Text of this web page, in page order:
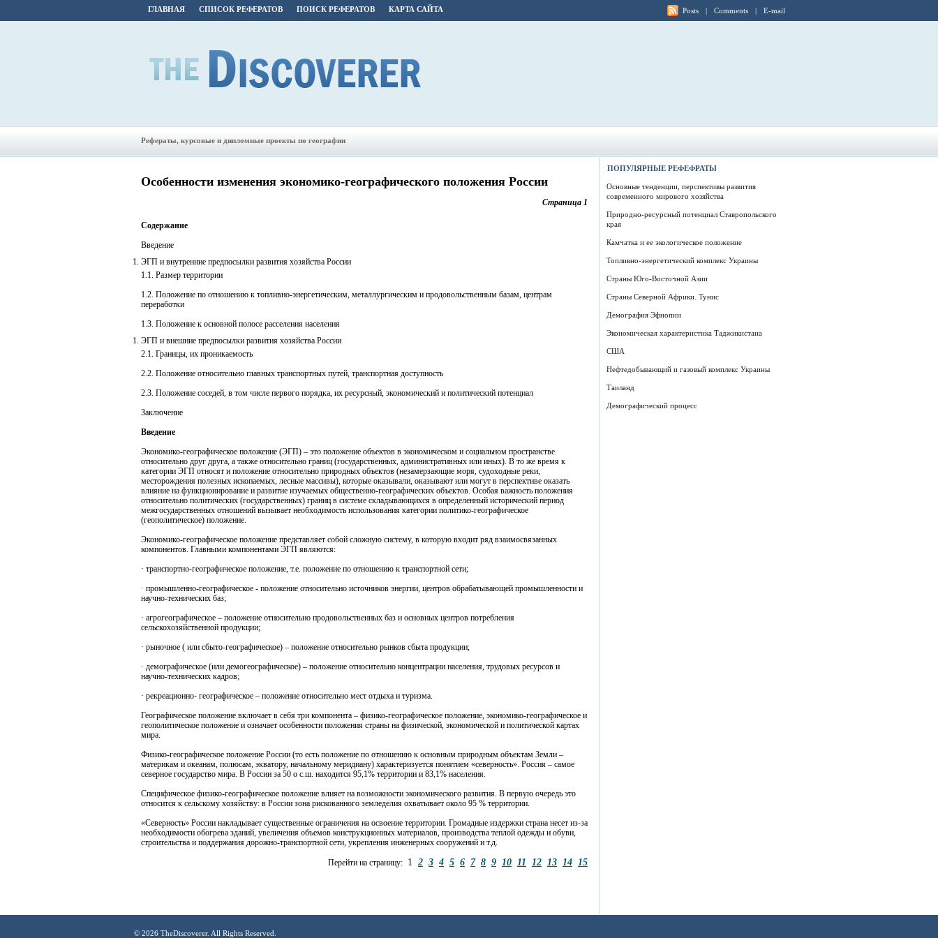
ГЛАВНАЯ СПИСОК РЕФЕРАТОВ ПОИСК РЕФЕРАТОВ КАРТА САЙТА Posts | Comments | E-mail
Рефераты, курсовые и дипломные проекты по географии
Особенности изменения экономико-географического положения России
Страница 1
Содержание
Введение
ЭГП и внутренние предпосылки развития хозяйства России
1.1. Размер территории
1.2. Положение по отношению к топливно-энергетическим, металлургическим и продовольственным базам, центрам
переработки
1.3. Положение к основной полосе расселения населения
ЭГП и внешние предпосылки развития хозяйства России
2.1. Границы, их проникаемость
2.2. Положение относительно главных транспортных путей, транспортная доступность
2.3. Положение соседей, в том числе первого порядка, их ресурсный, экономический и политический потенциал
Заключение
Введение
Экономико-географическое положение (ЭГП) – это положение объектов в экономическом и социальном пространстве
относительно друг друга, а также относительно границ (государственных, административных или иных). В то же время к
категории ЭГП относят и положение относительно природных объектов (незамерзающие моря, судоходные реки,
месторождения полезных ископаемых, лесные массивы), которые оказывали, оказывают или могут в перспективе оказать
влияние на функционирование и развитие изучаемых общественно-географических объектов. Особая важность положения
относительно политических (государственных) границ в системе складывающихся в определенный исторический период
межгосударственных отношений вызывает необходимость использования категории политико-географическое
(геополитическое) положение.
Экономико-географическое положение представляет собой сложную систему, в которую входит ряд взаимосвязанных
компонентов. Главными компонентами ЭГП являются:
· транспортно-географическое положение, т.е. положение по отношению к транспортной сети;
· промышленно-географическое - положение относительно источников энергии, центров обрабатывающей промышленности и
научно-технических баз;
· агрогеографическое – положение относительно продовольственных баз и основных центров потребления
сельскохозяйственной продукции;
· рыночное ( или сбыто-географическое) – положение относительно рынков сбыта продукции;
· демографическое (или демогеографическое) – положение относительно концентрации населения, трудовых ресурсов и
научно-технических кадров;
· рекреационно- географическое – положение относительно мест отдыха и туризма.
Географическое положение включает в себя три компонента – физико-географическое положение, экономико-географическое и
геополитическое положение и означает особенности положения страны на физической, экономической и политической картах
мира.
Физико-географическое положение России (то есть положение по отношению к основным природным объектам Земли –
материкам и океанам, полюсам, экватору, начальному меридиану) характеризуется понятием «северность». Россия – самое
северное государство мира. В России за 50 о с.ш. находится 95,1% территории и 83,1% населения.
Специфическое физико-географическое положение влияет на возможности экономического развития. В первую очередь это
относится к сельскому хозяйству: в России зона рискованного земледелия охватывает около 95 % территории.
«Северность» России накладывает существенные ограничения на освоение территории. Громадные издержки страна несет из-за
необходимости обогрева зданий, увеличения объемов конструкционных материалов, производства теплой одежды и обуви,
строительства и поддержания дорожно-транспортной сети, укрепления инженерных сооружений и т.д.
Перейти на страницу: 1 2 3 4 5 6 7 8 9 10 11 12 13 14 15
ПОПУЛЯРНЫЕ РЕФЕФРАТЫ
Основные тенденции, перспективы развития
современного мирового хозяйства
Природно-ресурсный потенциал Ставропольского
края
Камчатка и ее экологическое положение
Топливно-энергетический комплекс Украины
Страны Юго-Восточной Азии
Страны Северной Африки. Тунис
Демография Эфиопии
Экономическая характеристика Таджикистана
США
Нефтедобывающий и газовый комплекс Украины
Таиланд
Демографический процесс
© 2026 TheDiscoverer. All Rights Reserved.